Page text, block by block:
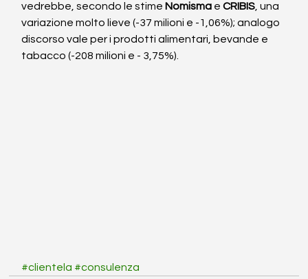
vedrebbe, secondo le stime Nomisma e CRIBIS , una
variazione molto lieve (-37 milioni e -1,06%); analogo
discorso vale per i prodotti alimentari, bevande e
tabacco (-208 milioni e - 3,75%).
#clientela #consulenza